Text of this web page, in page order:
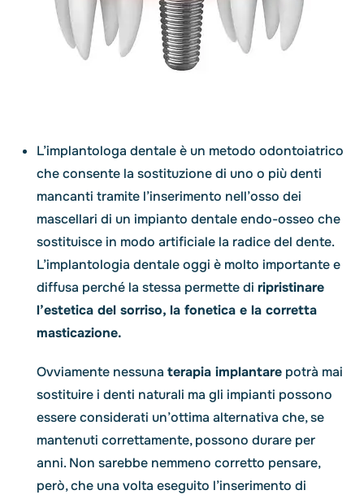
L’implantologa dentale è un metodo odontoiatrico
che consente la sostituzione di uno o più denti
mancanti tramite l’inserimento nell’osso dei
mascellari di un impianto dentale endo-osseo che
sostituisce in modo artificiale la radice del dente.
L’implantologia dentale oggi è molto importante e
diffusa perché la stessa permette di ripristinare
l’estetica del sorriso, la fonetica e la corretta
masticazione.
Ovviamente nessuna terapia implantare potrà mai
sostituire i denti naturali ma gli impianti possono
essere considerati un’ottima alternativa che, se
mantenuti correttamente, possono durare per
anni. Non sarebbe nemmeno corretto pensare,
però, che una volta eseguito l’inserimento di